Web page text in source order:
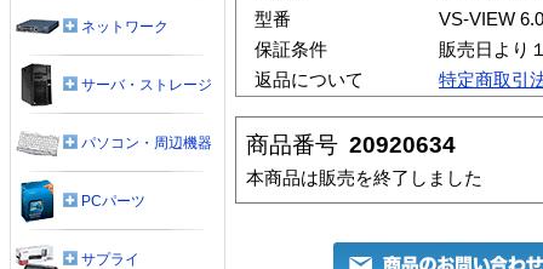
型番
VS-VIEW
保証条件
販売日より
返品について
特定商取引
商品番号 20920634
本商品は販売を終了しました
ネットワーク
サーバ・ストレージ
パソコン・周辺機器
PCパーツ
サプライ